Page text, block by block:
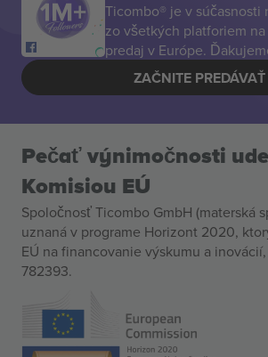
Ticombo® je v súčasnosti
zo všetkých platforiem
predaj v Európe.
ZAČNITE PREDÁVAŤ
Pečať výnimočnosti
Komisiou EÚ
Spoločnosť Ticombo GmbH (materská
uznaná v programe Horizont 2020,
EÚ na financovanie výskumu a
782393.